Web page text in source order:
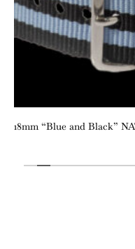
18mm “Blue and Black”